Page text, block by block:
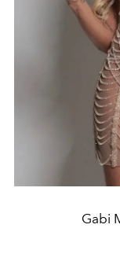
Gabi